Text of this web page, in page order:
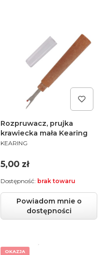
Rozpruwacz, prujka
krawiecka mała Kearing
PRODUCENT
KEARING
Cena
5,00 zł
Powiadom mnie o
dostępności
Dostępność: brak towaru
OKAZJA